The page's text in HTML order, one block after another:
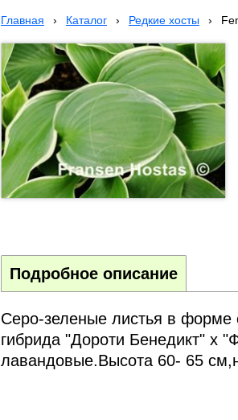
Главная › Каталог › Редкие хосты ›
Подробное описание
Серо-зеленые листья в
гибрида "Дороти Бенедикт" x
лавандовые.Высота 60- 65